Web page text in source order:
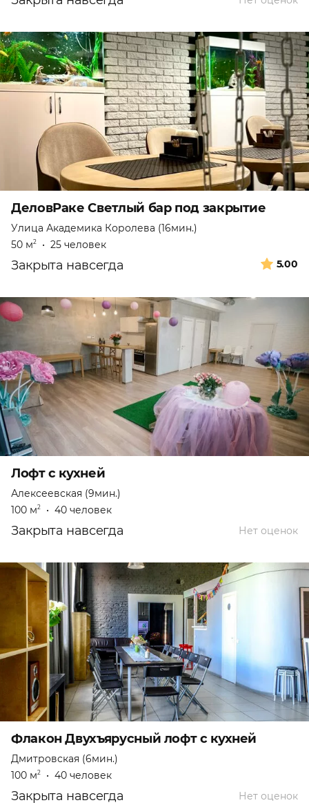
ДеловРаке Светлый бар под закрытие
Улица Академика Королева (16мин.)
50 м2 • 25 человек
5.00
Закрыта навсегда
Лофт с кухней
Алексеевская (9мин.)
100 м2 • 40 человек
Нет оценок
Закрыта навсегда
Флакон Двухъярусный лофт с кухней
Дмитровская (6мин.)
100 м2 • 40 человек
Нет оценок
Закрыта навсегда